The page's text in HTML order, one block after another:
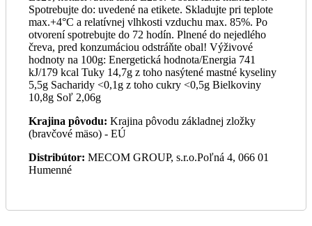
Spotrebujte do: uvedené na etikete. Skladujte pri teplote
max.+4°C a relatívnej vlhkosti vzduchu max. 85%. Po
otvorení spotrebujte do 72 hodín. Plnené do nejedlého
čreva, pred konzumáciou odstráňte obal! Výživové
hodnoty na 100g: Energetická hodnota/Energia 741
kJ/179 kcal Tuky 14,7g z toho nasýtené mastné kyseliny
5,5g Sacharidy <0,1g z toho cukry <0,5g Bielkoviny
10,8g Soľ 2,06g
Krajina pôvodu: Krajina pôvodu základnej zložky
(bravčové mäso) - EÚ
Distribútor: MECOM GROUP, s.r.o.Poľná 4, 066 01
Humenné